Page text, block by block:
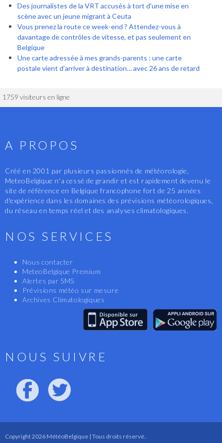
Des journalistes de la VRT accusés à tort d'une mise en
scène avec un jeune migrant à Ceuta
Vous prenez la route ce week-end ? Attendez-vous à
davantage de contrôles de vitesse, et pas seulement en
Belgique
Une carte adressée à mes grands-parents : une carte
postale vient d’arriver à destination… avec 26 ans de retard
1759 visiteurs en ligne
A PROPOS
Créé en 2001 par plusieurs passionnés de météorologie,
MeteoBelgique n'a cessé de grandir et est rapidement devenu le
site de référence en Belgique francophone fort de 25 années
d'expérience dans les domaines des prévisions météorologiques,
du réseau en temps réel et des analyses climatologiques.
NOS SERVICES
Nous contacter
MeteoBelgique Premium
Alertes par SMS
Prévisions météo sur mesure
Archives Climatologiques
NOUS SUIVRE
Copyright 2026 MétéoBelgique | Tous droits réservé..